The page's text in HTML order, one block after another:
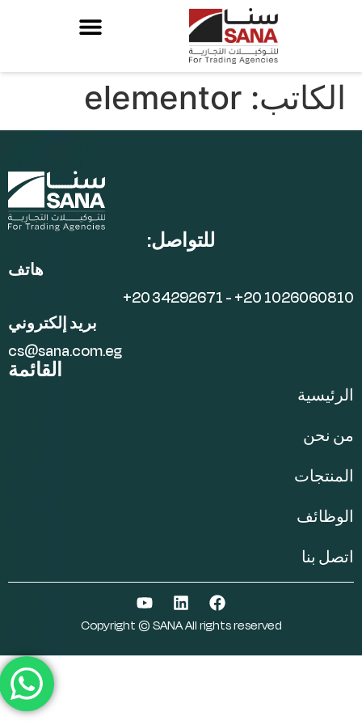
الكاتب: elementor
للتواصل:
هاتف
+20 34292671 - +20 1026060810
بريد إلكتروني
cs@sana.com.eg
القائمة
الرئيسية
من نحن
المنتجات
الوظائف
اتصل بنا
Copyright © SANA All rights reserved